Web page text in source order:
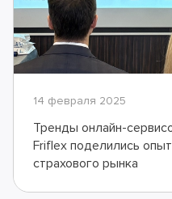
14 февраля 2025
Тренды онлайн-
Friflex поделились
страхового рынка